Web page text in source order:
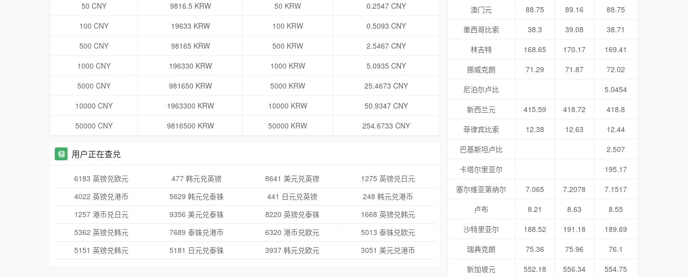
50 CNY
9816.5 KRW 50 KRW
0.2547 CNY
100 CNY
19633 KRW 100 KRW
0.5093 CNY
500 CNY
98165 KRW 500 KRW
2.5467 CNY
1000 CNY
196330 KRW 1000 KRW
5.0935 CNY
5000 CNY
981650 KRW 5000 KRW
25.4673 CNY
10000 CNY
1963300 KRW 10000 KRW
50.9347 CNY
50000 CNY
9816500 KRW 50000 KRW 254.6733 CNY
用户正在查兑
6183 英镑兑欧元 477 韩元兑英镑 8641 美元兑英镑
1275 英镑兑日元
4022 英镑兑港币
5629 韩元兑泰铢 441 日元兑英镑
248 韩元兑港币
1257 港币兑日元
9356 美元兑泰铢 8220 英镑兑泰铢
1668 英镑兑韩元
5362 英镑兑韩元
7689 泰铢兑港币 6320 港币兑欧元
5013 泰铢兑欧元
5151 英镑兑韩元
5181 日元兑泰铢 3937 韩元兑欧元 3051 美元兑港币
澳门元
88.75 89.16
88.75
墨西哥比索
38.3 39.08
38.71
林吉特
168.65 170.17
169.41
挪威克朗
71.29 71.87
72.02
尼泊尔卢比
5.0454
新西兰元
415.59 418.72
418.8
菲律宾比索
12.38 12.63
12.44
巴基斯坦卢比
2.507
卡塔尔里亚尔
195.17
塞尔维亚第纳尔
7.065 7.2078
7.1517
卢布
8.21 8.63
8.55
沙特里亚尔
188.52 191.18
189.69
瑞典克朗
75.36 75.96
76.1
新加坡元
552.18 556.34
554.75